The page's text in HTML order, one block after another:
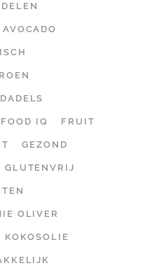
AVOCADO
DADELS
FOOD IQ FRUIT
GEZOND
GLUTENVRIJ
OLIVER
KOKOSOLIE